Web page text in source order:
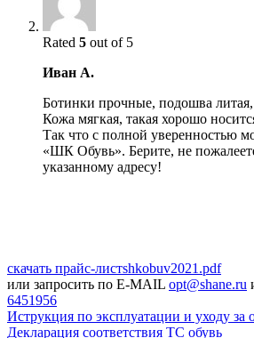
Rated 5 out of 5
Иван А.
Ботинки прочные, подошва
Кожа мягкая, такая хорошо
Так что с полной уверенностью
«ШК Обувь». Берите, не
указанному адресу!
скачать прайс-листshkobuv2021 .pdf
или запросить по E-MAIL opt@shane.ru
6451956
Иструкция по эксплуатации и уходу за
Декларация соответствия ТС обувь